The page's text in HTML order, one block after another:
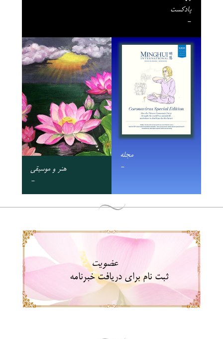
پادکست
-
مجله
- هنر و موسیقی
-
عضویت
ثبت نام برای دریافت خبرنامه